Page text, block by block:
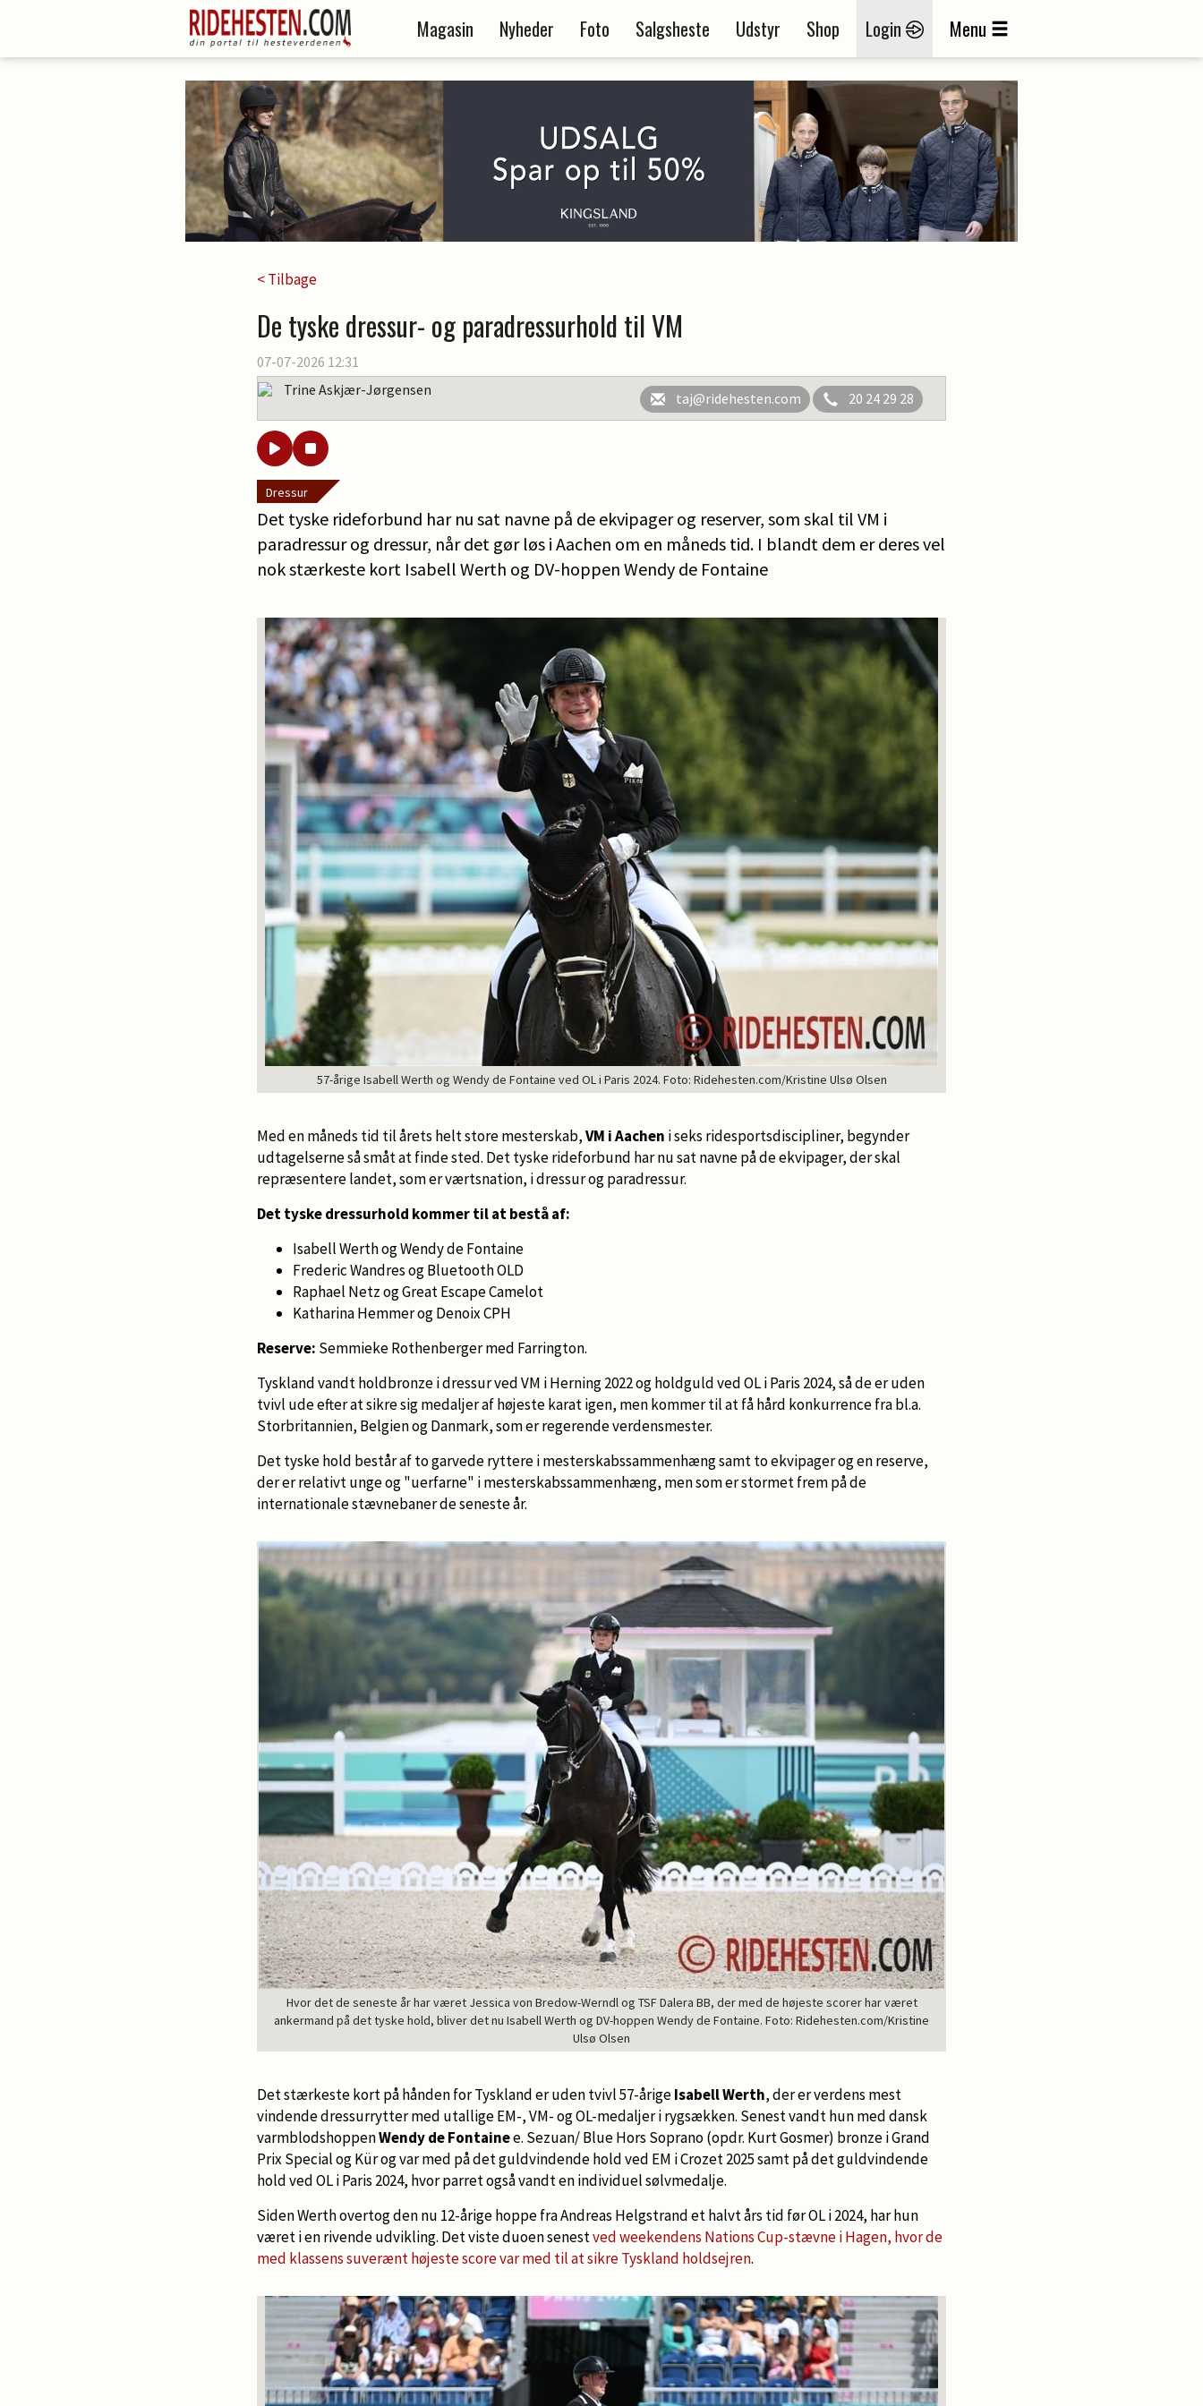
Magasin Nyheder Foto Salgsheste Udstyr Shop Login Menu
< Tilbage
De tyske dressur- og paradressurhold til VM
07-07-2026 12:31
Trine Askjær-Jørgensen
taj@ridehesten.com 20 24 29 28
Dressur
Det tyske rideforbund har nu sat navne på de ekvipager og reserver, som skal til VM i
paradressur og dressur, når det gør løs i Aachen om en måneds tid. I blandt dem er deres vel
nok stærkeste kort Isabell Werth og DV-hoppen Wendy de Fontaine
57-årige Isabell Werth og Wendy de Fontaine ved OL i Paris 2024. Foto: Ridehesten.com/Kristine Ulsø Olsen
Med en måneds tid til årets helt store mesterskab,VM i Aachen i seks ridesportsdiscipliner, begynder
udtagelserne så småt at finde sted. Det tyske rideforbund har nu sat navne på de ekvipager, der skal
repræsentere landet, som er værtsnation, i dressur og paradressur.
Det tyske dressurhold kommer til at bestå af:
Isabell Werth og Wendy de Fontaine
Frederic Wandres og Bluetooth OLD
Raphael Netz og Great Escape Camelot
Katharina Hemmer og Denoix CPH
Reserve: Semmieke Rothenberger med Farrington.
Tyskland vandt holdbronze i dressur ved VM i Herning 2022 og holdguld ved OL i Paris 2024, så de er uden
tvivl ude efter at sikre sig medaljer af højeste karat igen, men kommer til at få hård konkurrence fra bl.a.
Storbritannien, Belgien og Danmark, som er regerende verdensmester.
Det tyske hold består af to garvede ryttere i mesterskabssammenhæng samt to ekvipager og en reserve,
der er relativt unge og "uerfarne" i mesterskabssammenhæng, men som er stormet frem på de
internationale stævnebaner de seneste år.
Hvor det de seneste år har været Jessica von Bredow-Werndl og TSF Dalera BB, der med de højeste scorer har været
ankermand på det tyske hold, bliver det nu Isabell Werth og DV-hoppen Wendy de Fontaine. Foto: Ridehesten.com/Kristine
Ulsø Olsen
Det stærkeste kort på hånden for Tyskland er uden tvivl57-årigeIsabell Werth, der er verdens mest
vindende dressurrytter med utallige EM-, VM- og OL-medaljer i rygsækken. Senest vandt hun med dansk
varmblodshoppenWendy de Fontainee. Sezuan/ Blue Hors Soprano (opdr. Kurt Gosmer) bronze i Grand
Prix Special og Kür og var med på det guldvindende hold ved EM i Crozet 2025 samt på det guldvindende
hold ved OL i Paris 2024, hvor parret også vandt en individuel sølvmedalje.
Siden Werth overtog den nu 12-årige hoppe fra Andreas Helgstrand et halvt års tid før OL i 2024, har hun
været i en rivende udvikling. Det viste duoen senestved weekendens Nations Cup-stævne i Hagen, hvor de
med klassens suverænt højeste score var med til at sikre Tyskland holdsejren.